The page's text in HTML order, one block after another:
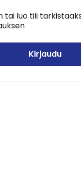
tai luo tili
Kirjaudu